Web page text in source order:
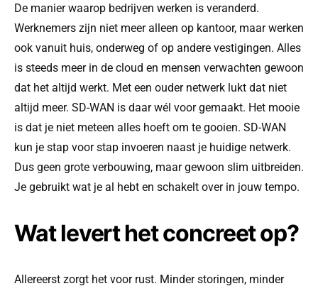
De manier waarop bedrijven werken is veranderd.
Werknemers zijn niet meer alleen op kantoor, maar werken
ook vanuit huis, onderweg of op andere vestigingen. Alles
is steeds meer in de cloud en mensen verwachten gewoon
dat het altijd werkt. Met een ouder netwerk lukt dat niet
altijd meer. SD-WAN is daar wél voor gemaakt. Het mooie
is dat je niet meteen alles hoeft om te gooien. SD-WAN
kun je stap voor stap invoeren naast je huidige netwerk.
Dus geen grote verbouwing, maar gewoon slim uitbreiden.
Je gebruikt wat je al hebt en schakelt over in jouw tempo.
Wat levert het concreet op?
Allereerst zorgt het voor rust. Minder storingen, minder